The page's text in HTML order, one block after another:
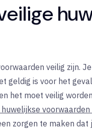
veilig zijn.
geldig is voor het
het moet veilig
zorgen te maken